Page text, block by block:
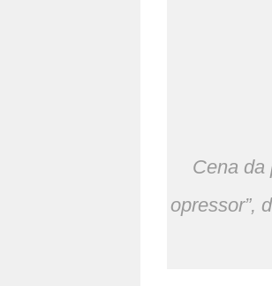
Cena da
opressor”,